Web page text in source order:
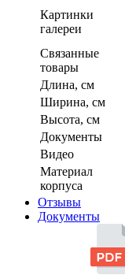
Картинки
галереи
Связанные
товары
Длина, см
Ширина, см
Высота, см
Документы
Видео
Материал
корпуса
Отзывы
Документы